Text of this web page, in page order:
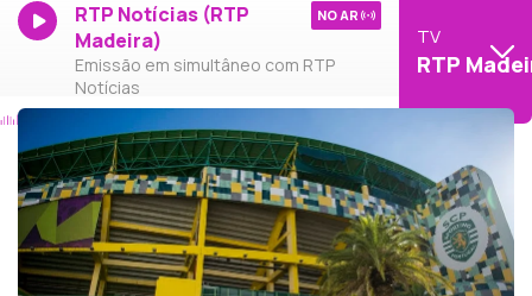
RTP Notícias (RTP
Madeira)
Emissão em simultâneo com RTP
Notícias
NO AR
TV
RTP